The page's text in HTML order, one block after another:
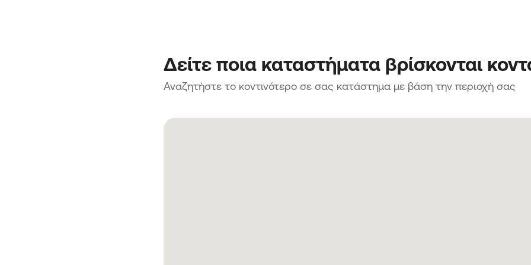
Δείτε ποια καταστήματα βρίσκονται
Αναζητήστε το κοντινότερο σε σας κατάστημα με βάση την περιοχή σας